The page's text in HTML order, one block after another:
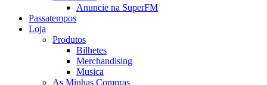
Anuncie na SuperFM
Passatempos
Loja
Produtos
Bilhetes
Merchandising
Musica
As Minhas Compras